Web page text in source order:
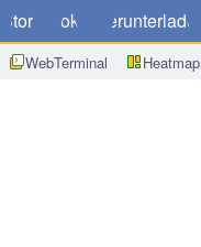
Store Broker Herunterladen
WebTerminal Heatmap